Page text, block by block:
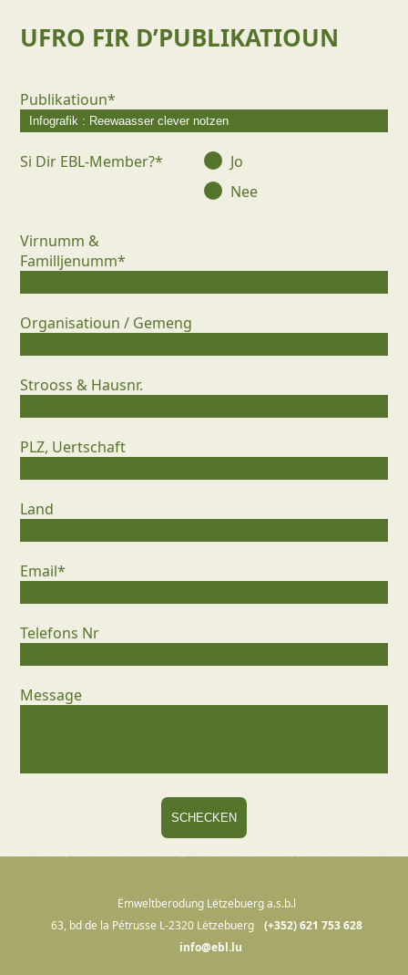
UFRO FIR D’PUBLIKATIOUN
Publikatioun*
Si Dir EBL-Member?*
Jo
Nee
Virnumm &
Familljenumm*
Organisatioun / Gemeng
Strooss & Hausnr.
PLZ, Uertschaft
Land
Email*
Telefons Nr
Message
Ëmweltberodung Lëtzebuerg a.s.b.l
63, bd de la Pétrusse L-2320 Lëtzebuerg
(+352) 621 753 628
info@ebl.lu